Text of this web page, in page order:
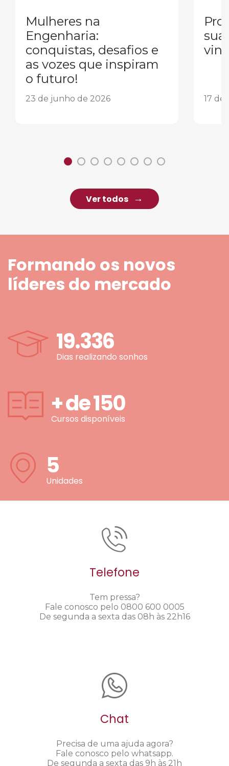
Mulheres na
Engenharia:
conquistas, desafios e
as vozes que inspiram
o futuro!
23 de junho de 2026
sua
17 de
Ver todos
Formando os novos
líderes do mercado
19.336
Dias realizando sonhos
+ de150
Cursos disponíveis
5
Unidades
Telefone
Tem pressa?
Fale conosco pelo 0800 600 0005
De segunda a sexta das 08h às 22h16
Chat
Precisa de uma ajuda agora?
Fale conosco pelo whatsapp.
De segunda a sexta das 9h às 21h